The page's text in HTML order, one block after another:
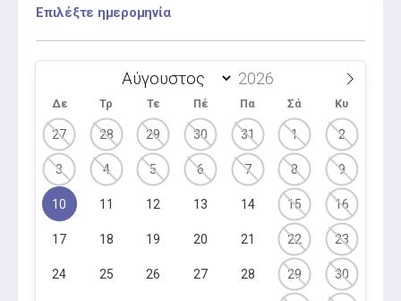
Επιλέξτε ημερομηνία
Δε Τρ Τε Πέ Πα Σά Κυ
27 28 29 30 31 1 2
3 4 5 6 7 8 9
10 11 12 13 14 15 16
17 18 19 20 21 22 23
24 25 26 27 28 29 30